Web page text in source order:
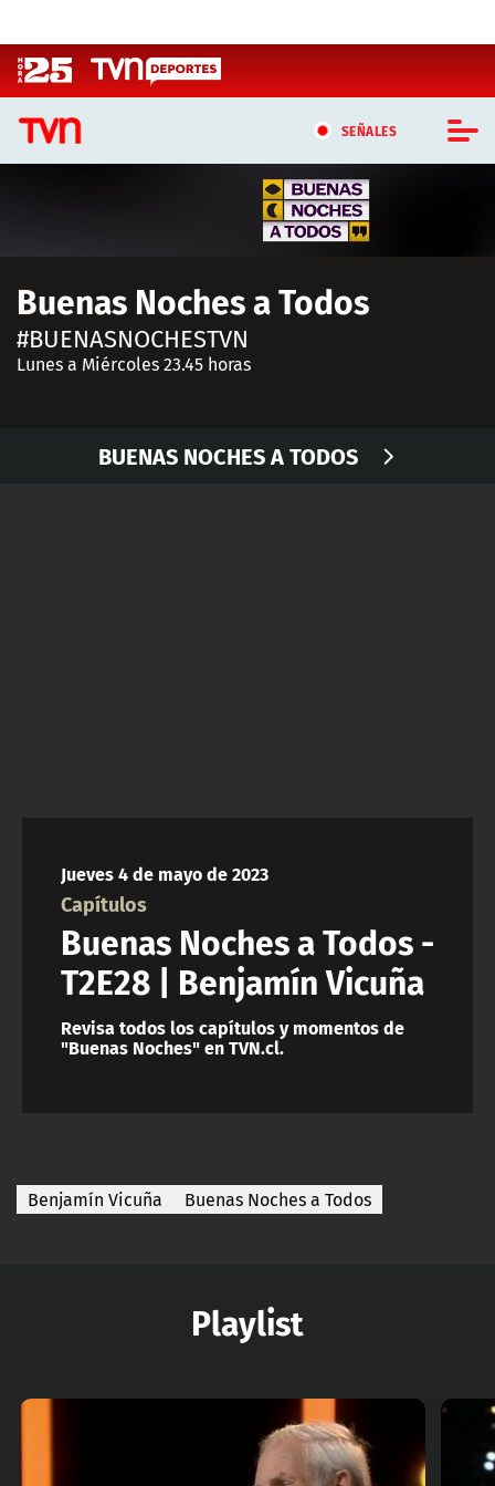
SEÑALES
TVN VERTICAL
TVN PLAY
TELESERIES
Buenas Noches a Todos
#BUENASNOCHESTVN
Lunes a Miércoles 23.45 horas
BUENAS NOCHES A TODOS
Jueves 4 de mayo de 2023
Capítulos
Buenas Noches a Todos -
T2E28 | Benjamín Vicuña
Revisa todos los capítulos y momentos de
"Buenas Noches" en TVN.cl.
Benjamín Vicuña Buenas Noches a Todos
Playlist